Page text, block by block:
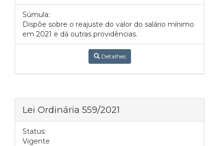
Súmula:
Dispõe sobre o reajuste do valor do salário mínimo
em 2021 e dá outras providências.
Detalhes
Lei Ordinária 559/2021
Status:
Vigente